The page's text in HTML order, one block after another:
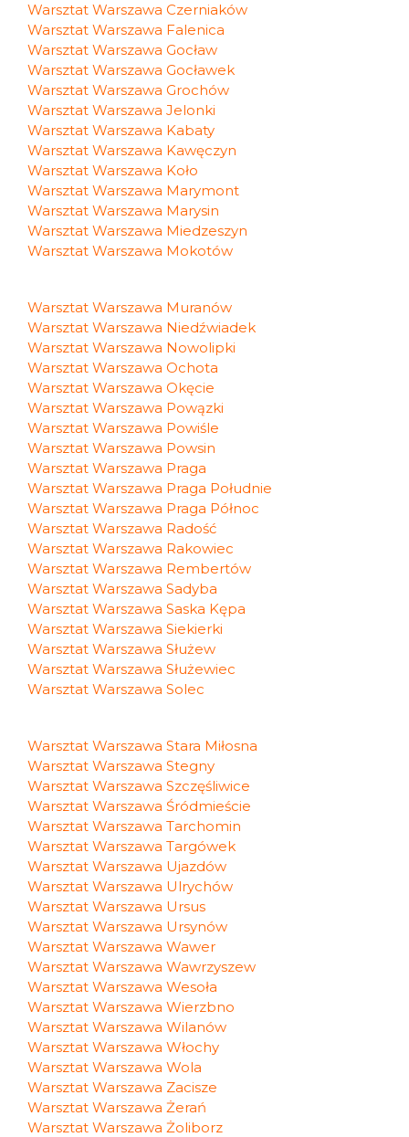
Warsztat Warszawa Czerniaków
Warsztat Warszawa Falenica
Warsztat Warszawa Gocław
Warsztat Warszawa Gocławek
Warsztat Warszawa Grochów
Warsztat Warszawa Jelonki
Warsztat Warszawa Kabaty
Warsztat Warszawa Kawęczyn
Warsztat Warszawa Koło
Warsztat Warszawa Marymont
Warsztat Warszawa Marysin
Warsztat Warszawa Miedzeszyn
Warsztat Warszawa Mokotów
Warsztat Warszawa Muranów
Warsztat Warszawa Niedźwiadek
Warsztat Warszawa Nowolipki
Warsztat Warszawa Ochota
Warsztat Warszawa Okęcie
Warsztat Warszawa Powązki
Warsztat Warszawa Powiśle
Warsztat Warszawa Powsin
Warsztat Warszawa Praga
Warsztat Warszawa Praga Południe
Warsztat Warszawa Praga Północ
Warsztat Warszawa Radość
Warsztat Warszawa Rakowiec
Warsztat Warszawa Rembertów
Warsztat Warszawa Sadyba
Warsztat Warszawa Saska Kępa
Warsztat Warszawa Siekierki
Warsztat Warszawa Służew
Warsztat Warszawa Służewiec
Warsztat Warszawa Solec
Warsztat Warszawa Stara Miłosna
Warsztat Warszawa Stegny
Warsztat Warszawa Szczęśliwice
Warsztat Warszawa Śródmieście
Warsztat Warszawa Tarchomin
Warsztat Warszawa Targówek
Warsztat Warszawa Ujazdów
Warsztat Warszawa Ulrychów
Warsztat Warszawa Ursus
Warsztat Warszawa Ursynów
Warsztat Warszawa Wawer
Warsztat Warszawa Wawrzyszew
Warsztat Warszawa Wesoła
Warsztat Warszawa Wierzbno
Warsztat Warszawa Wilanów
Warsztat Warszawa Włochy
Warsztat Warszawa Wola
Warsztat Warszawa Zacisze
Warsztat Warszawa Żerań
Warsztat Warszawa Żoliborz